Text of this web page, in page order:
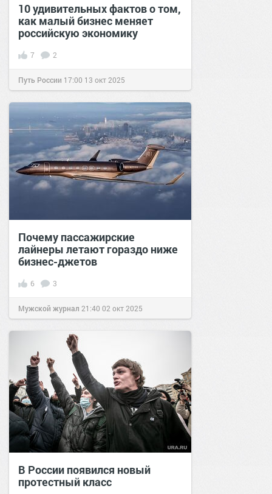
10 удивительных фактов о том,
как малый бизнес меняет
российскую экономику
7 2
Путь России 17:00 13 окт 2025
Почему пассажирские
лайнеры летают гораздо ниже
бизнес-джетов
6 3
Мужской журнал 21:40 02 окт 2025
В России появился новый
протестный класс